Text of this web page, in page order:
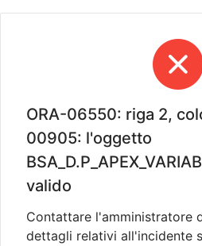
ORA-06550: riga 2,
00905: l'oggetto
valido
Contattare l'amministratore
dettagli relativi all'incidente